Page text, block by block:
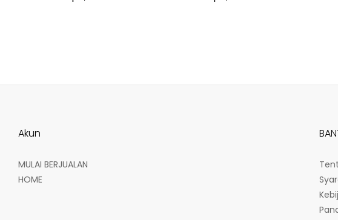
Akun
MULAI BERJUALAN
HOME